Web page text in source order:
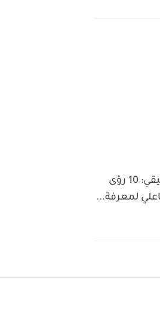
تفسير الأحلام الحقيقي: 10 رؤى
لمعرفة...